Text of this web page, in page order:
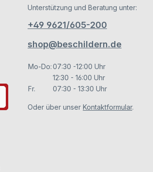
Unterstützung und Beratung unter:
+49 9621/605-200
shop@beschildern.de
Mo-Do:07:30 -12:00 Uhr
12:30 - 16:00 Uhr
Fr.
07:30 - 13:30 Uhr
Oder über unser Kontaktformular.